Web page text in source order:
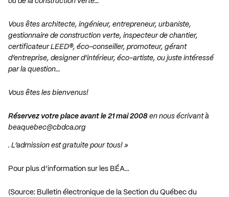
Vous êtes architecte, ingénieur, entrepreneur, urbaniste,
gestionnaire de construction verte, inspecteur de chantier,
certificateur LEED®, éco-conseiller, promoteur, gérant
d’entreprise, designer d’intérieur, éco-artiste, ou juste intéressé
par la question…
Vous êtes les bienvenus!
Réservez votre place avant le 21 mai 2008 en nous écrivant à
beaquebec@cbdca.org
. L’admission est gratuite pour tous! »
Pour plus d’information sur les BÉA…
(Source: Bulletin électronique de la Section du Québec du